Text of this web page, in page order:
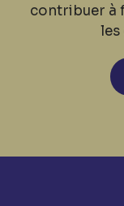
contribuer à
les